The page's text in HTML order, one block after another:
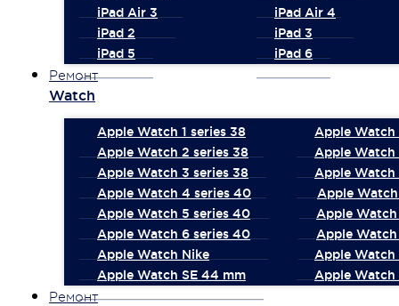
iPad Air 3
iPad Air 4
iPad 2
iPad 3
iPad 5
iPad 6
Ремонт
Watch
Apple Watch 1 series 38
Apple Watch
Apple Watch 2 series 38
Apple Watch
Apple Watch 3 series 38
Apple Watch
Apple Watch 4 series 40
Apple
Apple Watch 5 series 40
Apple
Apple Watch 6 series 40
Apple
Apple Watch Nike
Apple Watch
Apple Watch SE 44 mm
Apple Watch
Ремонт